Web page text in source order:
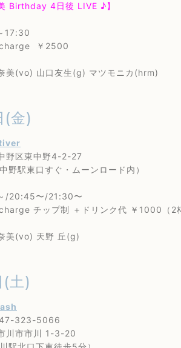
Birthday 4日後 LIVE ♪】
￥2500
(vo) 山口友生(g) マツモニカ(hrm)
(金)
区東中野4-2-27
東口すぐ・ムーンロード内）
〜/21:30〜
チップ制 ＋ドリンク代 ￥1000（2
(vo) 天野 丘(g)
(土)
5066
市市川 1-3-20